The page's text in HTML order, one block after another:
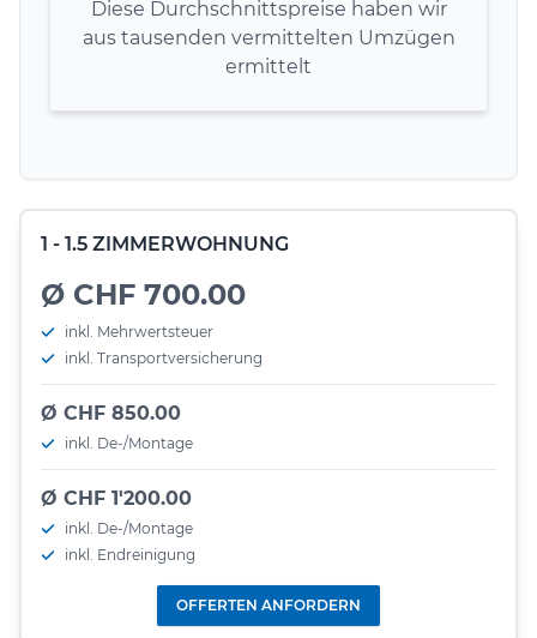
Diese Durchschnittspreise haben wir
aus tausenden vermittelten Umzügen
ermittelt
1 - 1.5 ZIMMERWOHNUNG
Ø CHF 700.00
inkl. Mehrwertsteuer
inkl. Transportversicherung
Ø CHF 850.00
inkl. De-/Montage
Ø CHF 1'200.00
inkl. De-/Montage
inkl. Endreinigung
OFFERTEN ANFORDERN